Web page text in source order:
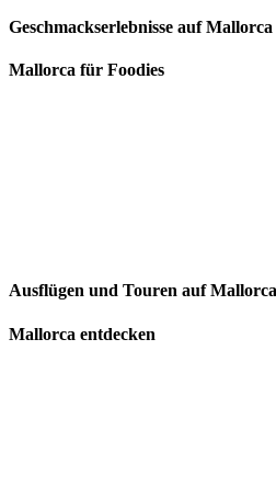
Geschmackserlebnisse auf Mallorca
Mallorca für Foodies
Ausflügen und Touren auf Mallorca
Mallorca entdecken